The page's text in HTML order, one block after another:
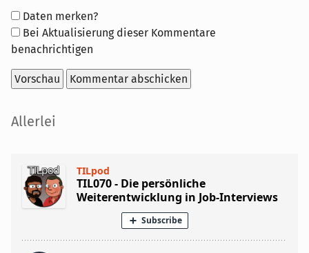
Formular-
Optionen
Daten merken?
Bei Aktualisierung dieser Kommentare
benachrichtigen
Seitenleiste
Allerlei